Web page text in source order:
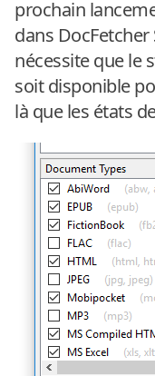
prochain
dans
nécessite que le
soit disponible
là que les états